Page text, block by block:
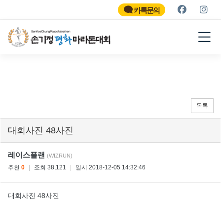
카톡문의
MARATHON
2026
목록
대회사진 48사진
레이스플랜 (WIZRUN)
추천 0 조회 38,121 일시 2018-12-05 14:32:46
대회사진 48사진